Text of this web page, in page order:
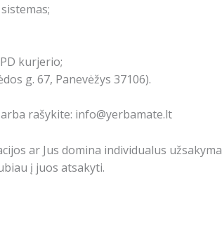
kurjerio;
g. 67, Panevėžys 37106).
rašykite: info@yerbamate.lt
ar Jus domina individualus
į juos atsakyti.